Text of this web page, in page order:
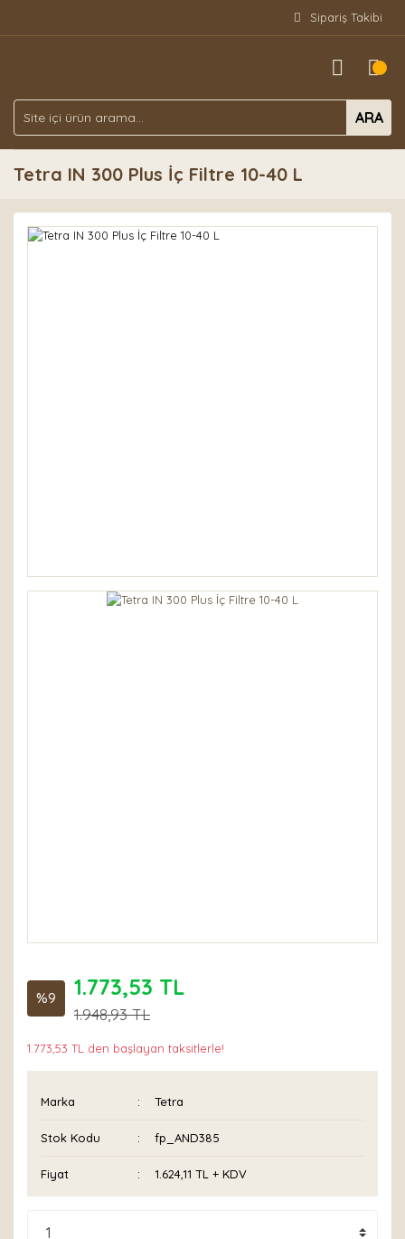
Sipariş Takibi
ARA
Tetra IN 300 Plus İç Filtre 10-40 L
%9 1.773,53 TL
1.948,93 TL
1.773,53 TL den başlayan taksitlerle!
Marka Tetra
Stok Kodu fp_AND385
Fiyat 1.624,11 TL + KDV